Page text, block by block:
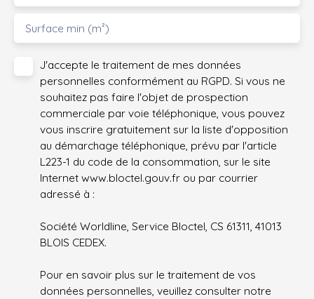
Surface min (m²)
J'accepte le traitement de mes données
personnelles conformément au RGPD. Si vous ne
souhaitez pas faire l'objet de prospection
commerciale par voie téléphonique, vous pouvez
vous inscrire gratuitement sur la liste d'opposition
au démarchage téléphonique, prévu par l'article
L223-1 du code de la consommation, sur le site
Internet www.bloctel.gouv.fr ou par courrier
adressé à :
Société Worldline, Service Bloctel, CS 61311, 41013
BLOIS CEDEX.
Pour en savoir plus sur le traitement de vos
données personnelles, veuillez consulter notre